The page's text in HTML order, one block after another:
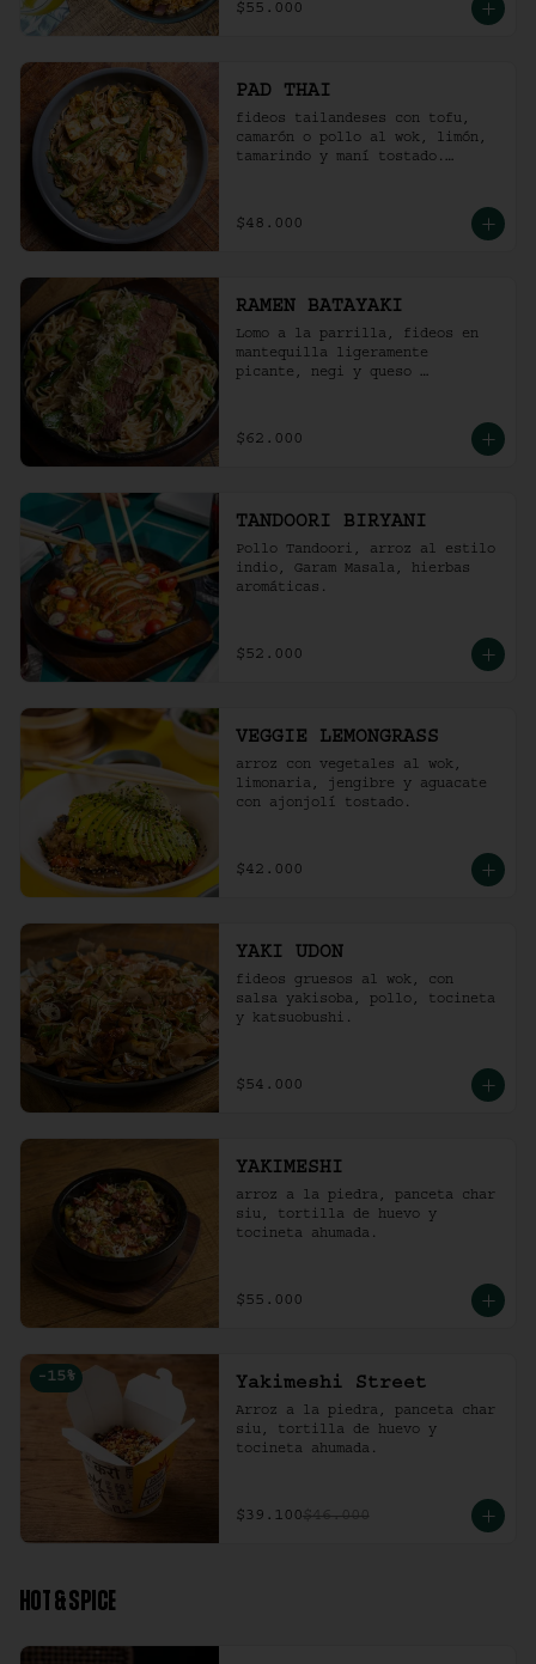
$55.000
PAD THAI
fideos tailandeses con tofu,
camarón o pollo al wok, limón,
tamarindo y maní tostado.
$48.000
RAMEN BATAYAKI
Lomo a la parrilla, fideos en
mantequilla ligeramente
picante, negi y queso
$62.000
TANDOORI BIRYANI
Pollo Tandoori, arroz al estilo
indio, Garam Masala, hierbas
aromáticas.
$52.000
VEGGIE LEMONGRASS
arroz con vegetales al wok,
limonaria, jengibre y aguacate
con ajonjolí tostado.
$42.000
YAKI UDON
fideos gruesos al wok, con
salsa yakisoba, pollo, tocineta
y katsuobushi.
$54.000
YAKIMESHI
arroz a la piedra, panceta char
siu, tortilla de huevo y
tocineta ahumada.
$55.000
-15 % Yakimeshi Street
Arroz a la piedra, panceta char
siu, tortilla de huevo y
tocineta ahumada.
$39.100$46.000
HOT & SPICE